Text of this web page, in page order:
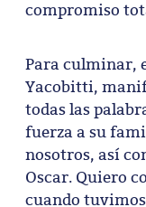
compromiso
Para culminar,
Yacobitti,
todas las
fuerza a su
nosotros, así
Oscar. Quiero
cuando